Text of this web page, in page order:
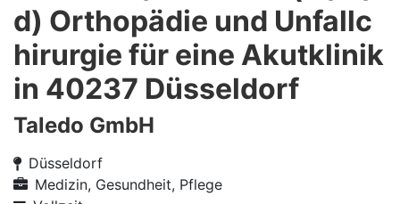
d) Orthopädie und Unfallc
hirurgie für eine Akutklinik
in 40237 Düsseldorf
Taledo GmbH
Düsseldorf
Medizin, Gesundheit, Pflege